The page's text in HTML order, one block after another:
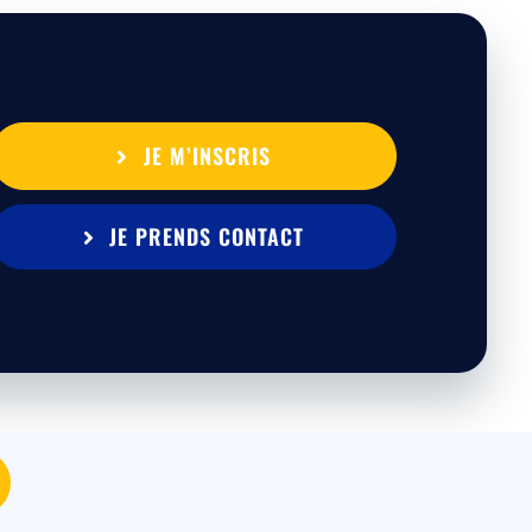
JE M’INSCRIS
JE PRENDS CONTACT